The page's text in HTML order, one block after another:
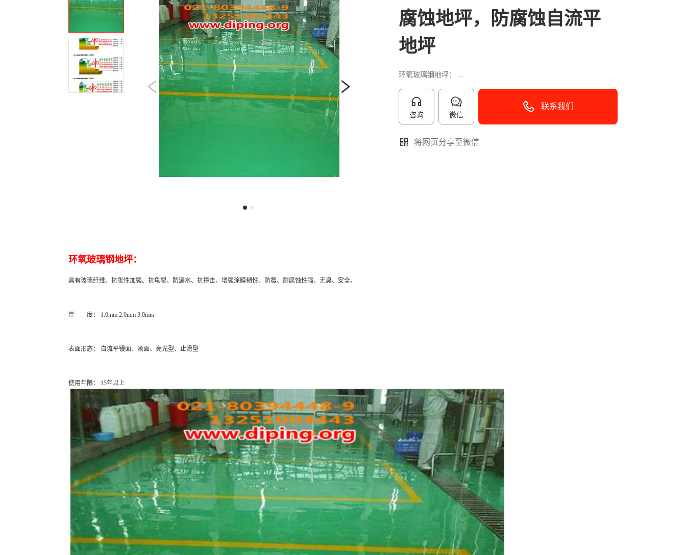
腐蚀地坪，防腐蚀自流平
地坪
环氧玻璃钢地坪： ...
咨询 微信
联系我们
将网页分享至微信
环氧玻璃钢地坪：
具有玻璃纤维、抗张性加强、抗龟裂、防漏水、抗撞击、增强涂膜韧性、防霉、耐腐蚀性强、无臭、安全。
厚 度： 1.0mm 2.0mm 3.0mm
表面形态： 自流平镘面、滚面、亮光型、止滑型
使用年限： 15年以上